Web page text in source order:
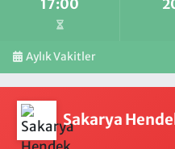
17:00
Aylık Vakitler
Sakarya